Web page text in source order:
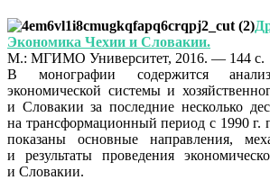
Экономика Чехии и Словакии.
М.: МГИМО Университет, 2016. — 144 с.
В монографии содержится
экономической системы и
и Словакии за последние несколько
на трансформационный период с 1990 г.
показаны основные направления,
и результаты проведения
и Словакии.